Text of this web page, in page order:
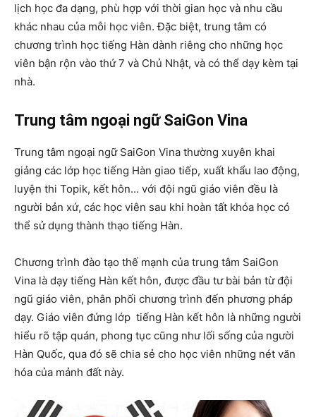
lịch học đa dạng, phù hợp với thời gian học và nhu cầu
khác nhau của mỗi học viên. Đặc biệt, trung tâm có
chương trình học tiếng Hàn dành riêng cho những học
viên bận rộn vào thứ 7 và Chủ Nhật, và có thể dạy kèm tại
nhà.
Trung tâm ngoại ngữ SaiGon Vina
Trung tâm ngoại ngữ SaiGon Vina thường xuyên khai
giảng các lớp học tiếng Hàn giao tiếp, xuất khẩu lao động,
luyện thi Topik, kết hôn… với đội ngũ giáo viên đều là
người bản xứ, các học viên sau khi hoàn tất khóa học có
thể sử dụng thành thạo tiếng Hàn.
Chương trình đào tạo thế mạnh của trung tâm SaiGon
Vina là dạy tiếng Hàn kết hôn, được đầu tư bài bản từ đội
ngũ giáo viên, phân phối chương trình đến phương pháp
dạy. Giáo viên đứng lớp tiếng Hàn kết hôn là những người
hiểu rõ tập quán, phong tục cũng như lối sống của người
Hàn Quốc, qua đó sẽ chia sẻ cho học viên những nét văn
hóa của mảnh đất này.